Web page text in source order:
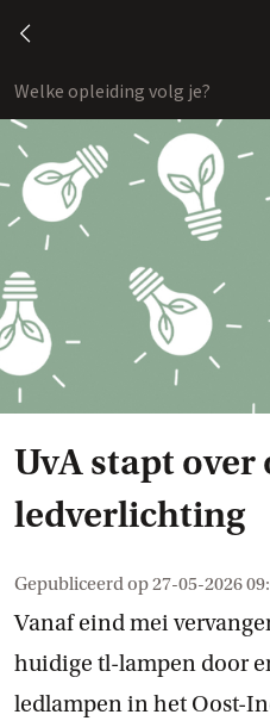
chevron-left
Welke opleiding volg je?
UvA stapt over
ledverlichting
Gepubliceerd op27-05-2026
Vanaf eind mei
huidige tl-lampen door
ledlampen in het Oost-